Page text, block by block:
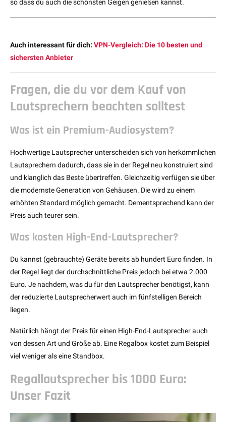
so dass du auch die schönsten Geigen genießen kannst.
Auch interessant für dich: VPN-Vergleich: Die 10 besten und
sichersten Anbieter
Fragen, die du vor dem Kauf von
Lautsprechern beachten solltest
Was ist ein Premium-Audiosystem?
Hochwertige Lautsprecher unterscheiden sich von herkömmlichen
Lautsprechern dadurch, dass sie in der Regel neu konstruiert sind
und klanglich das Beste übertreffen. Gleichzeitig verfügen sie über
die modernste Generation von Gehäusen. Die wird zu einem
erhöhten Standard möglich gemacht. Dementsprechend kann der
Preis auch teurer sein.
Was kosten High-End-Lautsprecher?
Du kannst (gebrauchte) Geräte bereits ab hundert Euro finden. In
der Regel liegt der durchschnittliche Preis jedoch bei etwa 2.000
Euro. Je nachdem, was du für den Lautsprecher benötigst, kann
der reduzierte Lautsprecherwert auch im fünfstelligen Bereich
liegen.
Natürlich hängt der Preis für einen High-End-Lautsprecher auch
von dessen Art und Größe ab. Eine Regalbox kostet zum Beispiel
viel weniger als eine Standbox.
Regallautsprecher bis 1000 Euro:
Unser Fazit